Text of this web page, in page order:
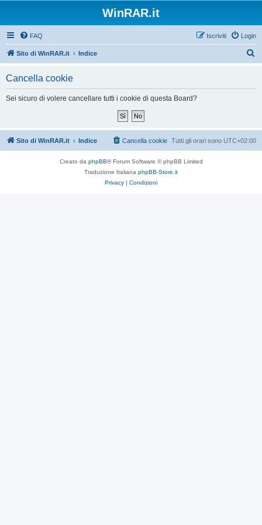
WinRAR.it
FAQ Login
Iscriviti
Sito di WinRAR.it Indice
Cancella cookie
Sei sicuro di volere cancellare tutti i cookie di questa Board?
Sito di WinRAR.it Indice Tutti gli orari sono UTC+02:00
Cancella cookie
Creato da phpBB® Forum Software © phpBB Limited
Traduzione Italiana phpBB-Store.it
Privacy | Condizioni